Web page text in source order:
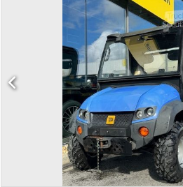
aprovação TÜV, teremos prazer em lhe
Aplicam-se nossas condições gerais de